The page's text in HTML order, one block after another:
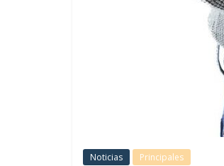
Noticias Principales